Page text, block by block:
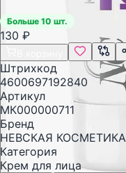
Больше 10 шт.
130 ₽
Штрихкод
4600697192840
Артикул
МК000000711
Бренд
НЕВСКАЯ КОСМЕТИКА
Категория
Крем для лица